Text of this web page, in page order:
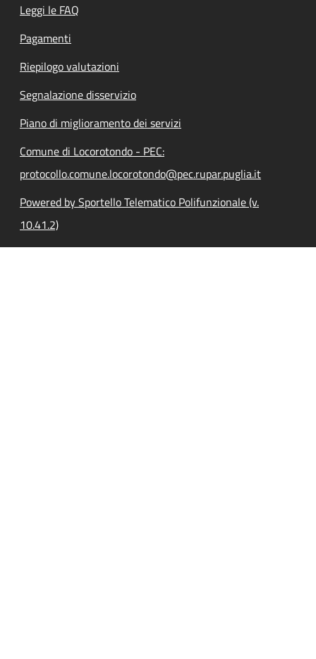
Leggi le FAQ
Pagamenti
Riepilogo valutazioni
Segnalazione disservizio
Piano di miglioramento dei servizi
Comune di Locorotondo - PEC:
protocollo.comune.locorotondo@pec.rupar.puglia.it
Powered by Sportello Telematico Polifunzionale (v.
10.41.2)